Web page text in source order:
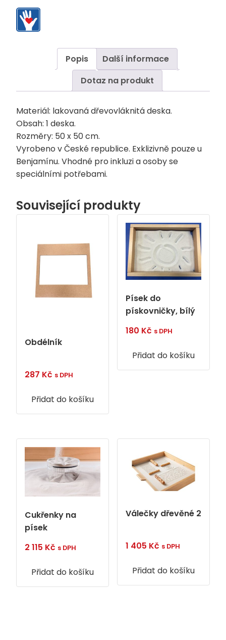
Popis
Další informace
Dotaz na produkt
Materiál: lakovaná dřevovláknitá deska.
Obsah: 1 deska.
Rozměry: 50 x 50 cm.
Vyrobeno v České republice. Exklizivně pouze u
Benjamínu. Vhodné pro inkluzi a osoby se
speciálními potřebami.
Související produkty
Obdélník
287 Kč s DPH
Přidat do košíku
Písek do
pískovničky, bílý
180 Kč s DPH
Přidat do košíku
Cukřenky na
písek
2 115 Kč s DPH
Přidat do košíku
Válečky dřevěné 2
1 405 Kč s DPH
Přidat do košíku